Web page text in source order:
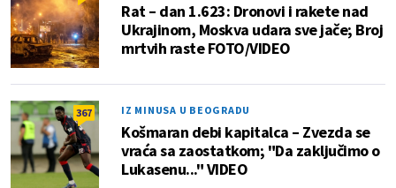
Rat – dan 1.623: Dronovi i rakete nad
Ukrajinom, Moskva udara sve jače; Broj
mrtvih raste FOTO/VIDEO
367 IZ MINUSA U BEOGRADU
Košmaran debi kapitalca – Zvezda se
vraća sa zaostatkom; "Da zaključimo o
Lukasenu..." VIDEO